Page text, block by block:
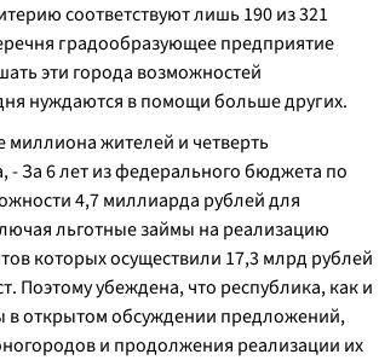
соответствуют лишь 190 из 321
градообразующее предприятие
эти города возможностей
нуждаются в помощи больше других.
миллиона жителей и четверть
-За 6 лет из федерального бюджета по
4,7 миллиарда рублей для
льготные займы на реализацию
которых осуществили 17,3 млрд рублей
Поэтому убеждена, что республика, как и
в открытом обсуждении предложений,
и продолжения реализации их